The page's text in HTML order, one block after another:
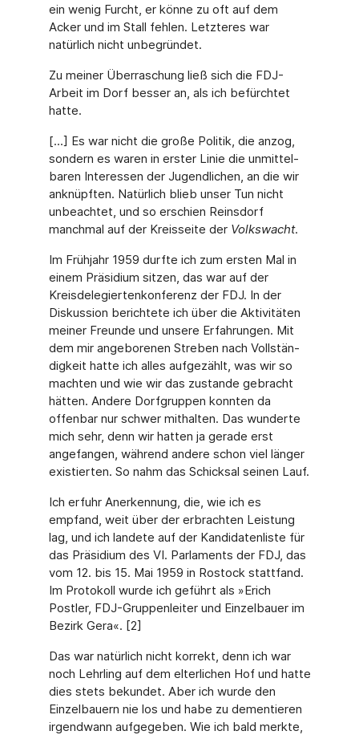
ein wenig Furcht, er könne zu oft auf dem
Acker und im Stall fehlen. Letzteres war
natürlich nicht un­begründet.
Zu meiner Überraschung ließ sich die FDJ-
Arbeit im Dorf besser an, als ich befürchtet
hat­te.
[...] Es war nicht die große Politik, die anzog,
sondern es waren in erster Linie die unmittel­
baren Interessen der Ju­gendlichen, an die wir
anknüpften. Na­türlich blieb unser Tun nicht
unbeachtet, und so erschien Reinsdorf
manchmal auf der Kreisseite der Volkswacht.
Im Frühjahr 1959 durfte ich zum ersten Mal in
einem Präsidium sitzen, das war auf der
Kreisdelegiertenkonferenz der FDJ. In der
Diskussion berichtete ich über die Aktivitäten
meiner Freunde und unsere Erfahrungen. Mit
dem mir angeborenen Streben nach Vollstän­
digkeit hatte ich alles aufgezählt, was wir so
machten und wie wir das zustande gebracht
hätten. Andere Dorfgruppen konnten da
offenbar nur schwer mithalten. Das wunderte
mich sehr, denn wir hatten ja gerade erst
angefangen, während andere schon viel länger
existierten. So nahm das Schicksal seinen Lauf.
Ich erfuhr Anerkennung, die, wie ich es
empfand, weit über der erbrachten Leistung
lag, und ich landete auf der Kandidatenliste für
das Präsidium des VI. Parlaments der FDJ, das
vom 12. bis 15. Mai 1959 in Rostock stattfand.
Im Protokoll wurde ich geführt als »Erich
Postler, FDJ-Gruppenleiter und Einzelbauer im
Bezirk Gera«. [2]
Das war natürlich nicht korrekt, denn ich war
noch Lehrling auf dem elterlichen Hof und hatte
dies stets bekundet. Aber ich wurde den
Einzelbauern nie los und habe zu dementie­ren
irgendwann aufgegeben. Wie ich bald merkte,